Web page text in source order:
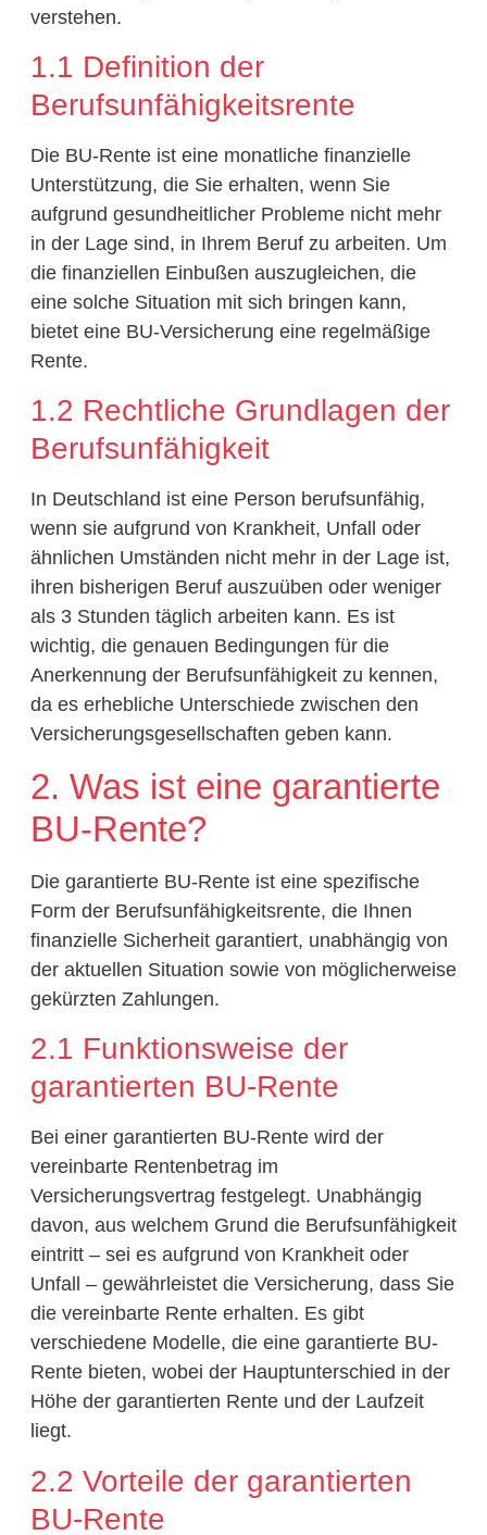
verstehen.
1.1 Definition der
Berufsunfähigkeitsrente
Die BU-Rente ist eine monatliche finanzielle
Unterstützung, die Sie erhalten, wenn Sie
aufgrund gesundheitlicher Probleme nicht mehr
in der Lage sind, in Ihrem Beruf zu arbeiten. Um
die finanziellen Einbußen auszugleichen, die
eine solche Situation mit sich bringen kann,
bietet eine BU-Versicherung eine regelmäßige
Rente.
1.2 Rechtliche Grundlagen der
Berufsunfähigkeit
In Deutschland ist eine Person berufsunfähig,
wenn sie aufgrund von Krankheit, Unfall oder
ähnlichen Umständen nicht mehr in der Lage ist,
ihren bisherigen Beruf auszuüben oder weniger
als 3 Stunden täglich arbeiten kann. Es ist
wichtig, die genauen Bedingungen für die
Anerkennung der Berufsunfähigkeit zu kennen,
da es erhebliche Unterschiede zwischen den
Versicherungsgesellschaften geben kann.
2. Was ist eine garantierte
BU-Rente?
Die garantierte BU-Rente ist eine spezifische
Form der Berufsunfähigkeitsrente, die Ihnen
finanzielle Sicherheit garantiert, unabhängig von
der aktuellen Situation sowie von möglicherweise
gekürzten Zahlungen.
2.1 Funktionsweise der
garantierten BU-Rente
Bei einer garantierten BU-Rente wird der
vereinbarte Rentenbetrag im
Versicherungsvertrag festgelegt. Unabhängig
davon, aus welchem Grund die Berufsunfähigkeit
eintritt – sei es aufgrund von Krankheit oder
Unfall – gewährleistet die Versicherung, dass Sie
die vereinbarte Rente erhalten. Es gibt
verschiedene Modelle, die eine garantierte BU-
Rente bieten, wobei der Hauptunterschied in der
Höhe der garantierten Rente und der Laufzeit
liegt.
2.2 Vorteile der garantierten
BU-Rente